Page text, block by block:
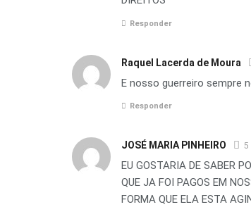
Responder
Raquel Lacerda de Moura
E nosso guerreiro sempre
Responder
JOSÉ MARIA PINHEIRO 5
EU GOSTARIA DE SABER
QUE JA FOI PAGOS EM
FORMA QUE ELA ESTA